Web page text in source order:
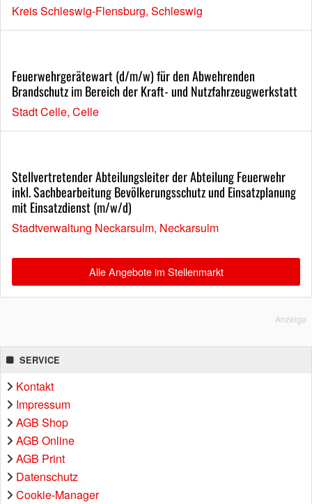
Kreis Schleswig-Flensburg, Schleswig
Feuerwehrgerätewart (d/m/w) für den Abwehrenden
Brandschutz im Bereich der Kraft- und Nutzfahrzeugwerkstatt
Stadt Celle, Celle
Stellvertretender Abteilungsleiter der Abteilung Feuerwehr
inkl. Sachbearbeitung Bevölkerungsschutz und Einsatzplanung
mit Einsatzdienst (m/w/d)
Stadtverwaltung Neckarsulm, Neckarsulm
Alle Angebote im Stellenmarkt
Anzeige
SERVICE
Kontakt
Impressum
AGB Shop
AGB Online
AGB Print
Datenschutz
Cookie-Manager